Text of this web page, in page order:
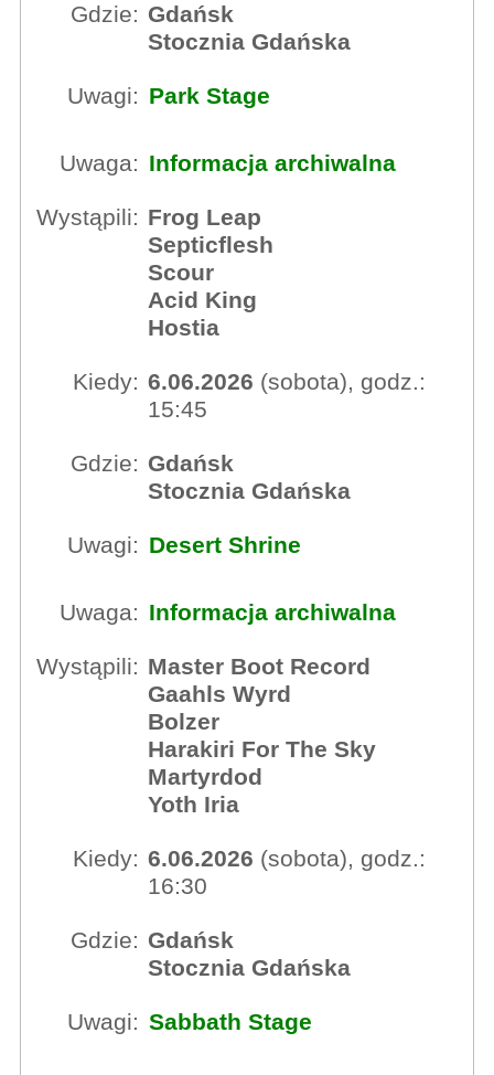
Gdzie: Gdańsk
Stocznia Gdańska
Uwagi: Park Stage
Uwaga: Informacja archiwalna
Wystąpili: Frog Leap
Septicflesh
Scour
Acid King
Hostia
Kiedy: 6.06.2026 (sobota), godz.:
15:45
Gdzie: Gdańsk
Stocznia Gdańska
Uwagi: Desert Shrine
Uwaga: Informacja archiwalna
Wystąpili: Master Boot Record
Gaahls Wyrd
Bolzer
Harakiri For The Sky
Martyrdod
Yoth Iria
Kiedy: 6.06.2026 (sobota), godz.:
16:30
Gdzie: Gdańsk
Stocznia Gdańska
Uwagi: Sabbath Stage